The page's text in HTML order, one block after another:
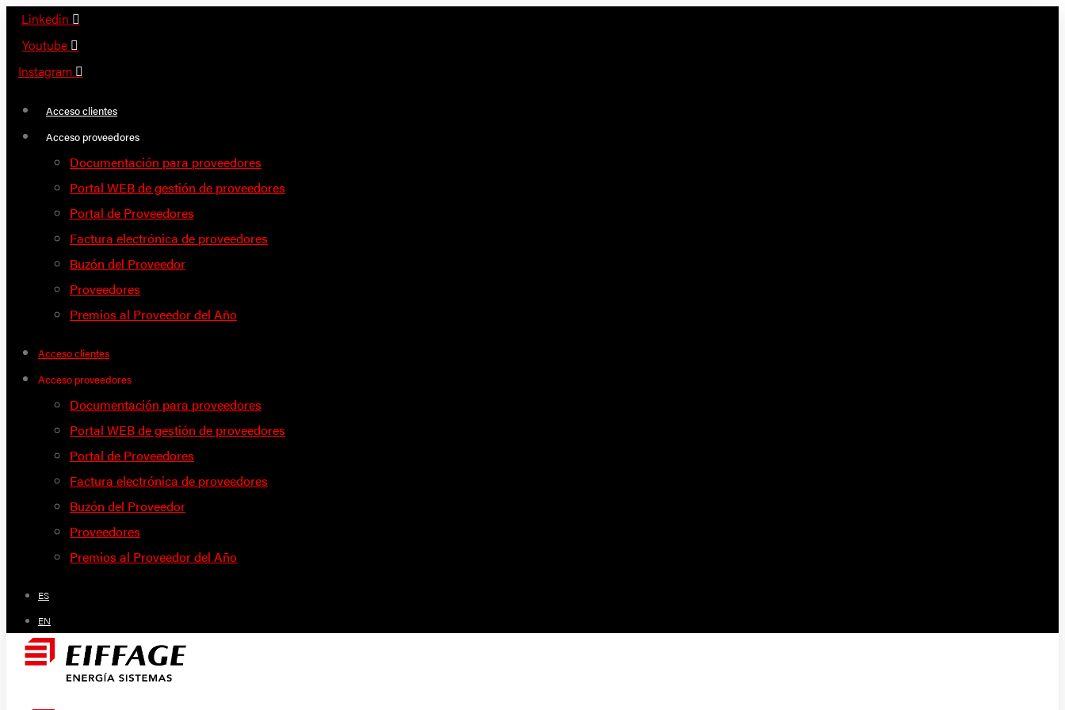
Saltar
contenido
Linkedin
Youtube
Instagram
Acceso clientes
Acceso proveedores
Documentación para proveedores
Portal WEB de gestión de proveedores
Portal de Proveedores
Factura electrónica de proveedores
Buzón del Proveedor
Proveedores
Premios al Proveedor del Año
Acceso clientes
Acceso proveedores
Documentación para proveedores
Portal WEB de gestión de proveedores
Portal de Proveedores
Factura electrónica de proveedores
Buzón del Proveedor
Proveedores
Premios al Proveedor del Año
ES
EN